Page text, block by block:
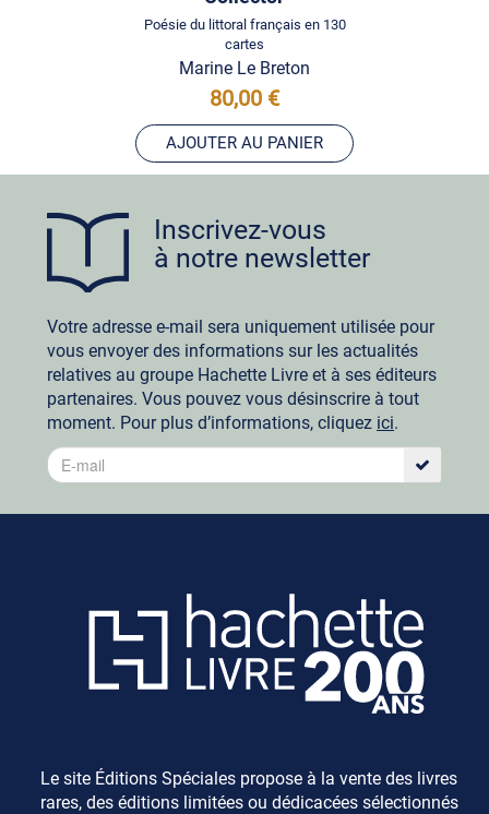
Poésie du littoral français en 130
cartes
Marine Le Breton
80,00 €
AJOUTER AU PANIER
Inscrivez-vous
à notre newsletter
Votre adresse e-mail sera uniquement utilisée pour
vous envoyer des informations sur les actualités
relatives au groupe Hachette Livre et à ses éditeurs
partenaires. Vous pouvez vous désinscrire à tout
moment. Pour plus d’informations, cliquez ici.
Le site Éditions Spéciales propose à la vente des livres
rares, des éditions limitées ou dédicacées sélectionnés